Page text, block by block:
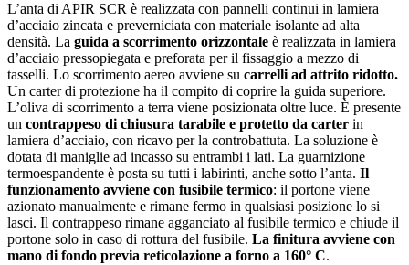
L’anta di APIR SCR è realizzata con pannelli continui in lamiera
d’acciaio zincata e preverniciata con materiale isolante ad alta
densità. La guida a scorrimento orizzontale è realizzata in lamiera
d’acciaio pressopiegata e preforata per il fissaggio a mezzo di
tasselli. Lo scorrimento aereo avviene su carrelli ad attrito ridotto.
Un carter di protezione ha il compito di coprire la guida superiore.
L’oliva di scorrimento a terra viene posizionata oltre luce. È presente
un contrappeso di chiusura tarabile e protetto da carter in
lamiera d’acciaio, con ricavo per la controbattuta. La soluzione è
dotata di maniglie ad incasso su entrambi i lati. La guarnizione
termoespandente è posta su tutti i labirinti, anche sotto l’anta. Il
funzionamento avviene con fusibile termico: il portone viene
azionato manualmente e rimane fermo in qualsiasi posizione lo si
lasci. Il contrappeso rimane agganciato al fusibile termico e chiude il
portone solo in caso di rottura del fusibile. La finitura avviene con
mano di fondo previa reticolazione a forno a 160° C.